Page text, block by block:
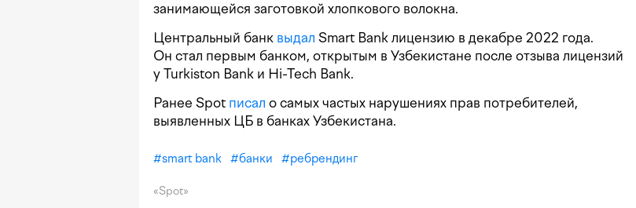
занимающейся заготовкой хлопкового волокна.
Центральный банк выдал Smart Bank лицензию в декабре 2022 года.
Он стал первым банком, открытым в Узбекистане после отзыва лицензий
у Turkiston Bank и Hi-Tech Bank.
Ранее Spot писал о самых частых нарушениях прав потребителей,
выявленных ЦБ в банках Узбекистана.
#smart bank #банки #ребрендинг
«Spot»